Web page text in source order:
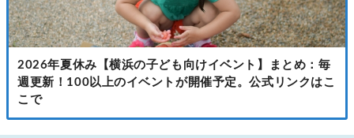
2026年夏休み【横浜の子ども向けイベント】まとめ：毎
週更新！100以上のイベントが開催予定。公式リンクはこ
こで